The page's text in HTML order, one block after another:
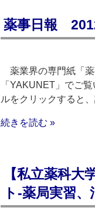
薬事日報
薬業界の専門紙「薬
「YAKUNET」でご
ルをクリックすると
続きを読む »
【私立薬科
ト‐薬局実習